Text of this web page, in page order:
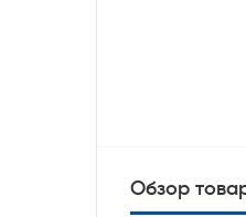
Обзор